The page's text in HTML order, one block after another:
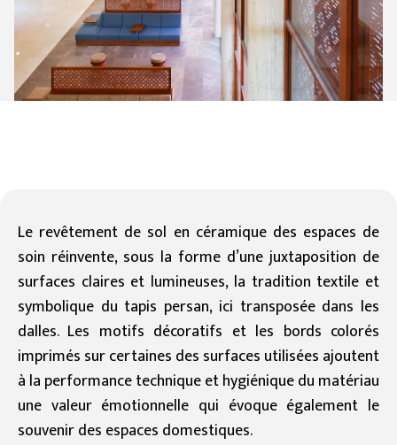
Le revêtement de sol en céramique des espaces de
soin réinvente, sous la forme d’une juxtaposition de
surfaces claires et lumineuses, la tradition textile et
symbolique du tapis persan, ici transposée dans les
dalles. Les motifs décoratifs et les bords colorés
imprimés sur certaines des surfaces utilisées ajoutent
à la performance technique et hygiénique du matériau
une valeur émotionnelle qui évoque également le
souvenir des espaces domestiques.